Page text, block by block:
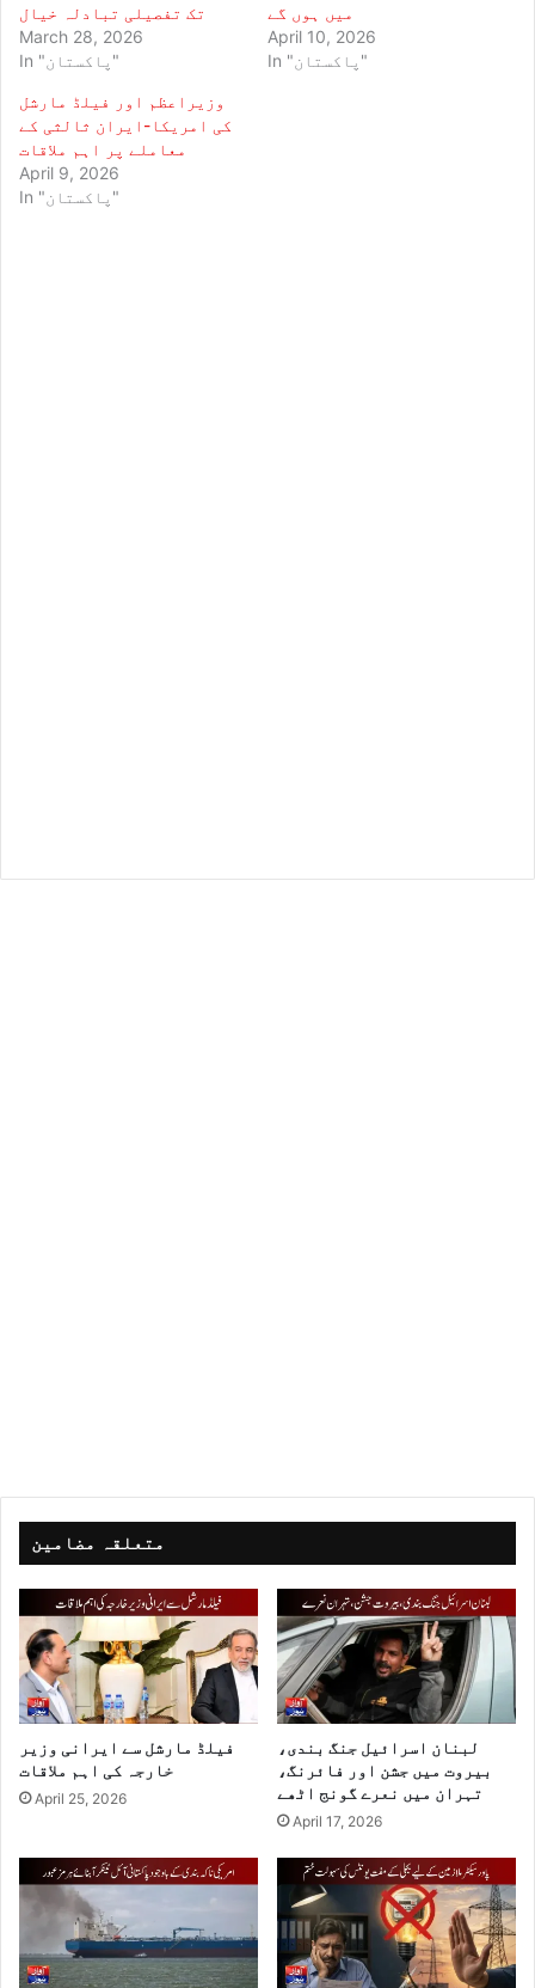
تک تفصیلی تبادلہ خیال
March 28, 2026
In "پاکستان"
میں ہوں گے
April 10, 2026
In "پاکستان"
وزیراعظم اور فیلڈ مارشل
کی امریکا-ایران ثالثی کے
معاملے پر اہم ملاقات
April 9, 2026
In "پاکستان"
متعلقہ مضامین
فیلڈ مارشل سے ایرانی وزیر
خارجہ کی اہم ملاقات
April 25, 2026
لبنان اسرائیل جنگ بندی،
بیروت میں جشن اور فائرنگ،
تہران میں نعرے گونج اٹھے
April 17, 2026